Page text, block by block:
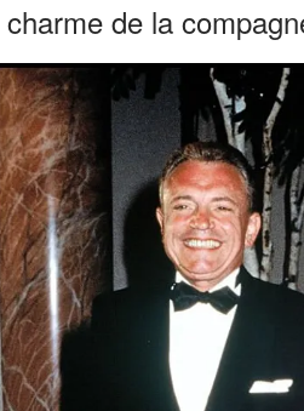
de la